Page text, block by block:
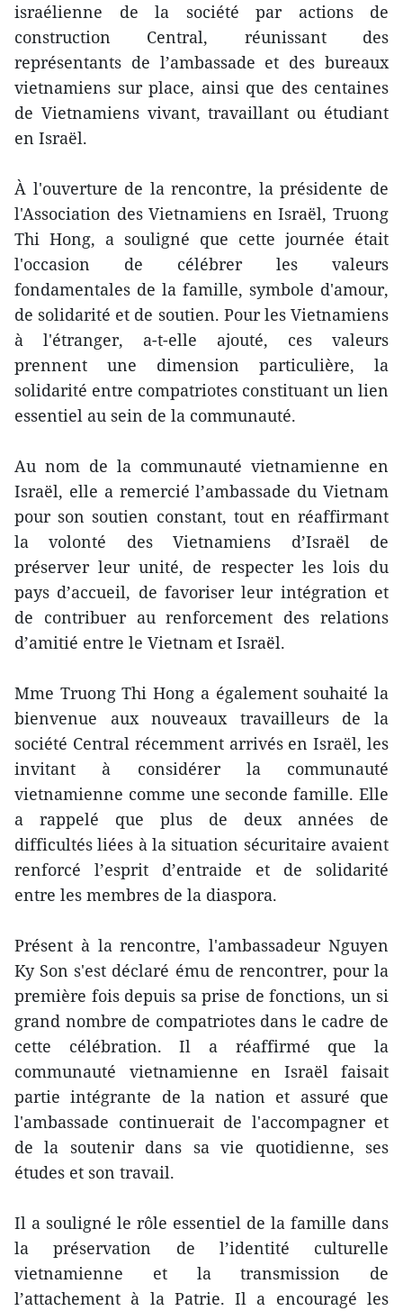
israélienne de la société par actions de
construction Central, réunissant des
représentants de l’ambassade et des bureaux
vietnamiens sur place, ainsi que des centaines
de Vietnamiens vivant, travaillant ou étudiant
en Israël.
À l'ouverture de la rencontre, la présidente de
l'Association des Vietnamiens en Israël, Truong
Thi Hong, a souligné que cette journée était
l'occasion de célébrer les valeurs
fondamentales de la famille, symbole d'amour,
de solidarité et de soutien. Pour les Vietnamiens
à l'étranger, a-t-elle ajouté, ces valeurs
prennent une dimension particulière, la
solidarité entre compatriotes constituant un lien
essentiel au sein de la communauté.
Au nom de la communauté vietnamienne en
Israël, elle a remercié l’ambassade du Vietnam
pour son soutien constant, tout en réaffirmant
la volonté des Vietnamiens d’Israël de
préserver leur unité, de respecter les lois du
pays d’accueil, de favoriser leur intégration et
de contribuer au renforcement des relations
d’amitié entre le Vietnam et Israël.
Mme Truong Thi Hong a également souhaité la
bienvenue aux nouveaux travailleurs de la
société Central récemment arrivés en Israël, les
invitant à considérer la communauté
vietnamienne comme une seconde famille. Elle
a rappelé que plus de deux années de
difficultés liées à la situation sécuritaire avaient
renforcé l’esprit d’entraide et de solidarité
entre les membres de la diaspora.
Présent à la rencontre, l'ambassadeur Nguyen
Ky Son s'est déclaré ému de rencontrer, pour la
première fois depuis sa prise de fonctions, un si
grand nombre de compatriotes dans le cadre de
cette célébration. Il a réaffirmé que la
communauté vietnamienne en Israël faisait
partie intégrante de la nation et assuré que
l'ambassade continuerait de l'accompagner et
de la soutenir dans sa vie quotidienne, ses
études et son travail.
Il a souligné le rôle essentiel de la famille dans
la préservation de l’identité culturelle
vietnamienne et la transmission de
l’attachement à la Patrie. Il a encouragé les